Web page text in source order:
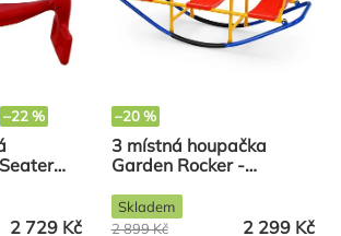
–22 %
2 729 Kč
–20 %
3 místná houpačka
Garden Rocker -
2 299 Kč
2 899 Kč
Skladem